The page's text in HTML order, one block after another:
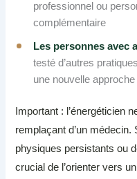
professionnel ou
complémentaire
Les personnes avec
testé d’autres
une nouvelle approche
Important : l’énergéticien
remplaçant d’un
physiques persistants ou
crucial de l’orienter vers